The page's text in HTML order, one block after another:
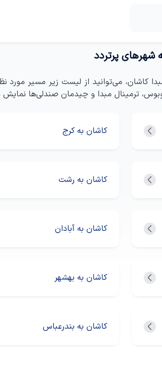
شهرهای پرتردد
کاشان، می‌توانید از لیست زیر مسیر
ترمینال مبدا و چیدمان صندلی‌ها
کاشان به کرج
کاشان به رشت
کاشان به آبادان
کاشان به بهشهر
کاشان به بندرعباس